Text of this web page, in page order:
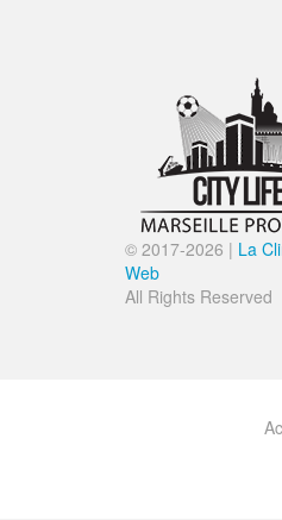
© 2017-2026 | La
Web
All Rights Reserved